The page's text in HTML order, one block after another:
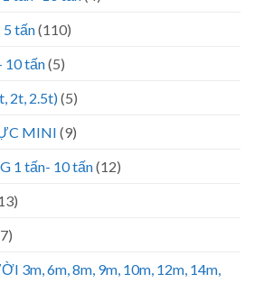
5 tấn(110)
10 tấn(5)
2t, 2.5t)(5)
MINI (9)
1 tấn- 10 tấn(12)
3m, 6m, 8m, 9m, 10m, 12m, 14m,